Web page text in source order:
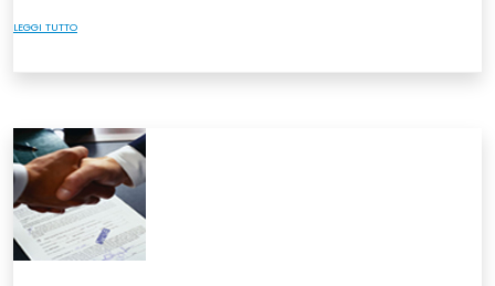
LEGGI TUTTO